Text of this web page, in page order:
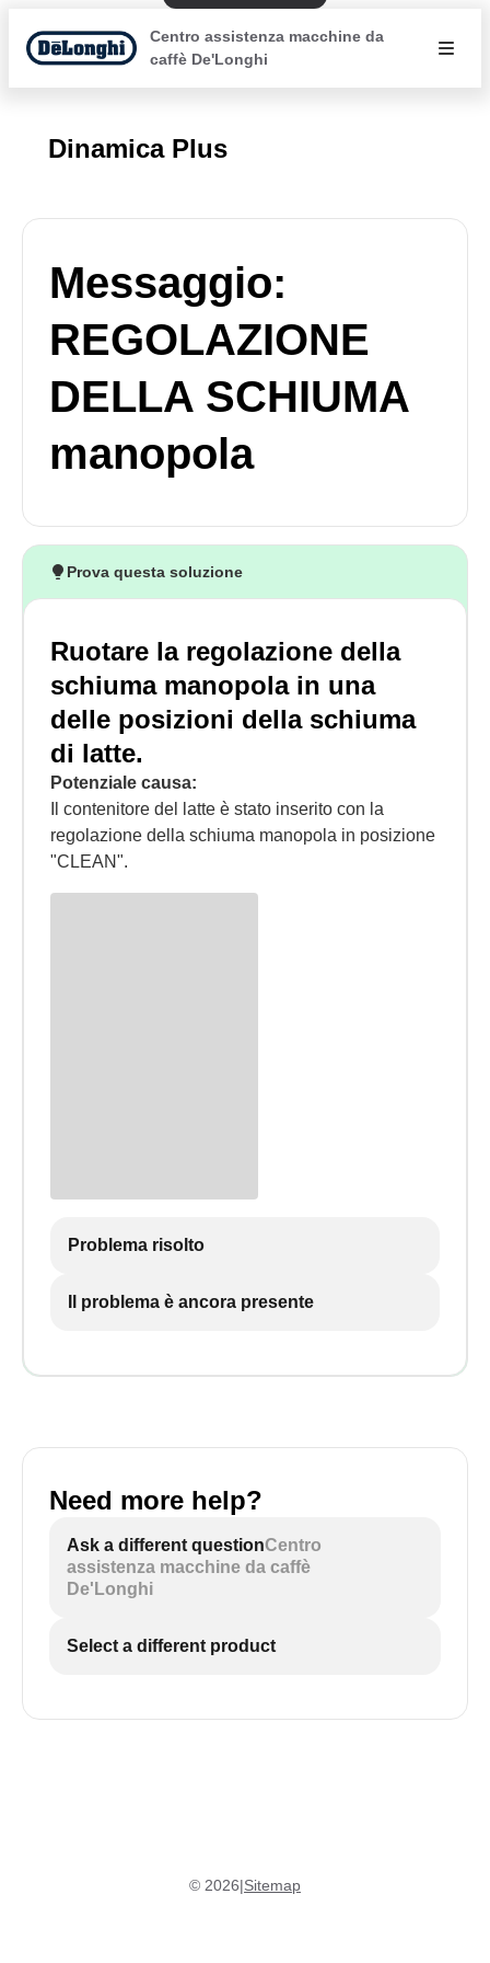
Centro assistenza macchine da
caffè De'Longhi
Dinamica Plus
Messaggio:
REGOLAZIONE
DELLA SCHIUMA
manopola
Prova questa soluzione
Ruotare la regolazione della
schiuma manopola in una
delle posizioni della schiuma
di latte.
Potenziale causa:
Il contenitore del latte è stato inserito con la
regolazione della schiuma manopola in posizione
"CLEAN".
Problema risolto
Il problema è ancora presente
Need more help?
Ask a different questionCentro
assistenza macchine da caffè
De'Longhi
Select a different product
© 2026|Sitemap